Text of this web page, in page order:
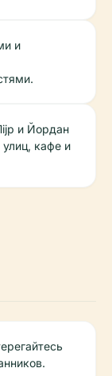
и
и Йордан
кафе и